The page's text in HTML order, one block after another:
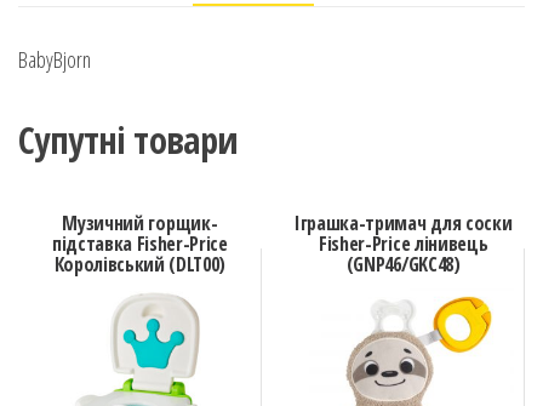
BabyBjorn
Супутні товари
Музичний горщик-
підставка Fisher-Price
Королівський (DLT00)
Іграшка-тримач для соски
Fisher-Price лінивець
(GNP46/GKC48)